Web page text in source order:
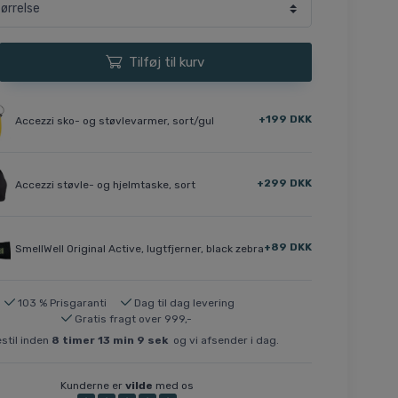
Tilføj til kurv
Accezzi sko- og støvlevarmer, sort/gul +199 DKK
Accezzi støvle- og hjelmtaske, sort +299 DKK
SmellWell Original Active, lugtfjerner, black zebra+89 DKK
103 % Prisgaranti
Dag til dag levering
Gratis fragt over 999,-
inden 8 timer 13 min 8 sekog vi afsender i dag.
Kunderne er vilde med os